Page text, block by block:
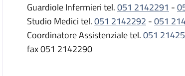
Guardiole Infermieri tel.051 2142291 -
Studio Medici tel.051 2142292 -051
Coordinatore Assistenziale tel.051
fax 051 2142290